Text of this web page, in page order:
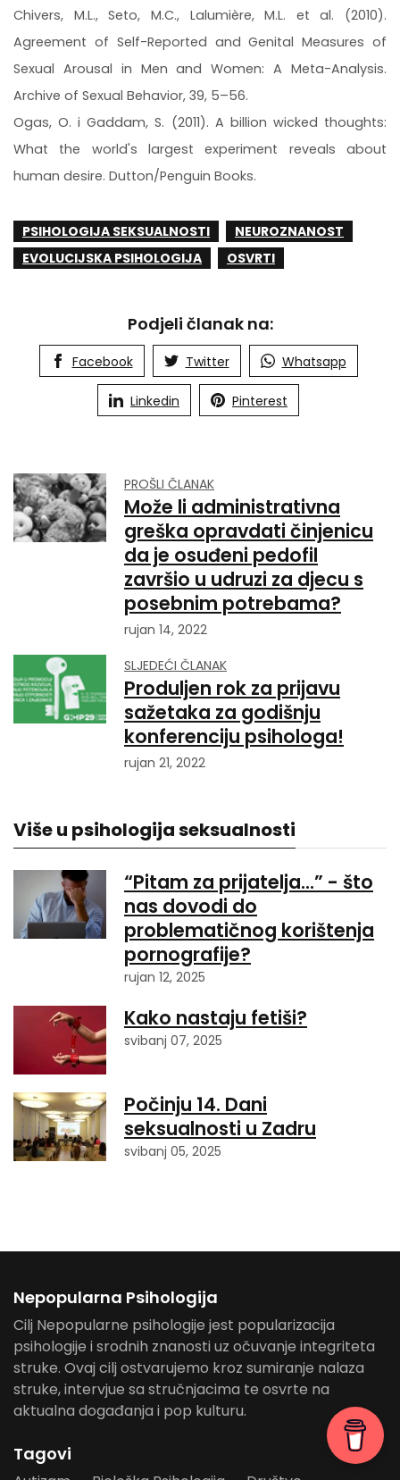
Chivers, M.L., Seto, M.C., Lalumière, M.L. et al. (2010).
Agreement of Self-Reported and Genital Measures of
Sexual Arousal in Men and Women: A Meta-Analysis.
Archive of Sexual Behavior, 39, 5–56.
Ogas, O. i Gaddam, S. (2011). A billion wicked thoughts:
What the world's largest experiment reveals about
human desire. Dutton/Penguin Books.
PSIHOLOGIJA SEKSUALNOSTI
NEUROZNANOST
EVOLUCIJSKA PSIHOLOGIJA
OSVRTI
Podjeli članak na:
Facebook Twitter Whatsapp
Linkedin Pinterest
PROŠLI ČLANAK
Može li administrativna
greška opravdati činjenicu
da je osuđeni pedofil
završio u udruzi za djecu s
posebnim potrebama?
rujan 14, 2022
SLJEDEĆI ČLANAK
Produljen rok za prijavu
sažetaka za godišnju
konferenciju psihologa!
rujan 21, 2022
Više u psihologija seksualnosti
“Pitam za prijatelja…” - što
nas dovodi do
problematičnog korištenja
pornografije?
rujan 12, 2025
Kako nastaju fetiši?
svibanj 07, 2025
Počinju 14. Dani
seksualnosti u Zadru
svibanj 05, 2025
Nepopularna Psihologija
Cilj Nepopularne psihologije jest popularizacija
psihologije i srodnih znanosti uz očuvanje integriteta
struke. Ovaj cilj ostvarujemo kroz sumiranje nalaza
struke, intervjue sa stručnjacima te osvrte na
aktualna događanja i pop kulturu.
Tagovi